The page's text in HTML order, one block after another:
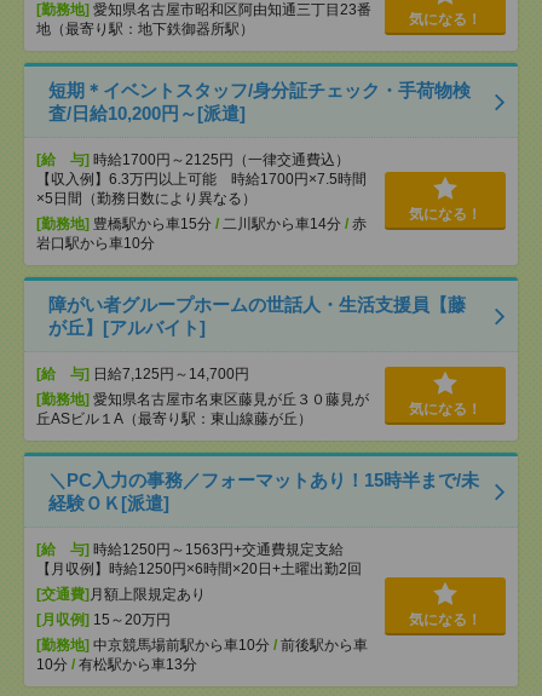
[勤務地] 愛知県名古屋市昭和区阿由知通三丁目23番
地（最寄り駅：地下鉄御器所駅）
気になる！
短期＊イベントスタッフ/身分証チェック・手荷物検
査/日給10,200円～[派遣]
[給 与] 時給1700円～2125円（一律交通費込）
【収入例】6.3万円以上可能 時給1700円×7.5時間
×5日間（勤務日数により異なる）
[勤務地] 豊橋駅から車15分 / 二川駅から車14分 / 赤
岩口駅から車10分
気になる！
障がい者グループホームの世話人・生活支援員【藤
が丘】[アルバイト]
[給 与] 日給7,125円～14,700円
[勤務地] 愛知県名古屋市名東区藤見が丘３０藤見が
丘ASビル１A（最寄り駅：東山線藤が丘）
気になる！
＼PC入力の事務／フォーマットあり！15時半まで/未
経験ＯＫ[派遣]
[給 与] 時給1250円～1563円+交通費規定支給
【月収例】時給1250円×6時間×20日+土曜出勤2回
[交通費] 月額上限規定あり
[月収例] 15～20万円
[勤務地] 中京競馬場前駅から車10分 / 前後駅から車
10分 / 有松駅から車13分
気になる！